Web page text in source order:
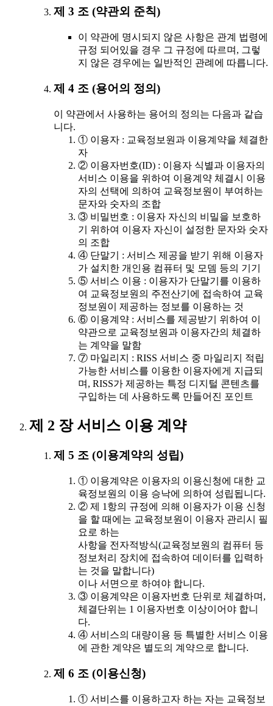
제 3 조 (약관외 준칙)
이 약관에 명시되지 않은 사항은 관계 법령에
규정 되어있을 경우 그 규정에 따르며, 그렇
지 않은 경우에는 일반적인 관례에 따릅니다.
제 4 조 (용어의 정의)
이 약관에서 사용하는 용어의 정의는 다음과 같습
니다.
① 이용자 : 교육정보원과 이용계약을 체결한
자
② 이용자번호(ID) : 이용자 식별과 이용자의
서비스 이용을 위하여 이용계약 체결시 이용
자의 선택에 의하여 교육정보원이 부여하는
문자와 숫자의 조합
③ 비밀번호 : 이용자 자신의 비밀을 보호하
기 위하여 이용자 자신이 설정한 문자와 숫자
의 조합
④ 단말기 : 서비스 제공을 받기 위해 이용자
가 설치한 개인용 컴퓨터 및 모뎀 등의 기기
⑤ 서비스 이용 : 이용자가 단말기를 이용하
여 교육정보원의 주전산기에 접속하여 교육
정보원이 제공하는 정보를 이용하는 것
⑥ 이용계약 : 서비스를 제공받기 위하여 이
약관으로 교육정보원과 이용자간의 체결하
는 계약을 말함
⑦ 마일리지 : RISS 서비스 중 마일리지 적립
가능한 서비스를 이용한 이용자에게 지급되
며, RISS가 제공하는 특정 디지털 콘텐츠를
구입하는 데 사용하도록 만들어진 포인트
제 2 장 서비스 이용 계약
제 5 조 (이용계약의 성립)
① 이용계약은 이용자의 이용신청에 대한 교
육정보원의 이용 승낙에 의하여 성립됩니다.
② 제 1항의 규정에 의해 이용자가 이용 신청
을 할 때에는 교육정보원이 이용자 관리시 필
요로 하는
사항을 전자적방식(교육정보원의 컴퓨터 등
정보처리 장치에 접속하여 데이터를 입력하
는 것을 말합니다)
이나 서면으로 하여야 합니다.
③ 이용계약은 이용자번호 단위로 체결하며,
체결단위는 1 이용자번호 이상이어야 합니
다.
④ 서비스의 대량이용 등 특별한 서비스 이용
에 관한 계약은 별도의 계약으로 합니다.
제 6 조 (이용신청)
① 서비스를 이용하고자 하는 자는 교육정보